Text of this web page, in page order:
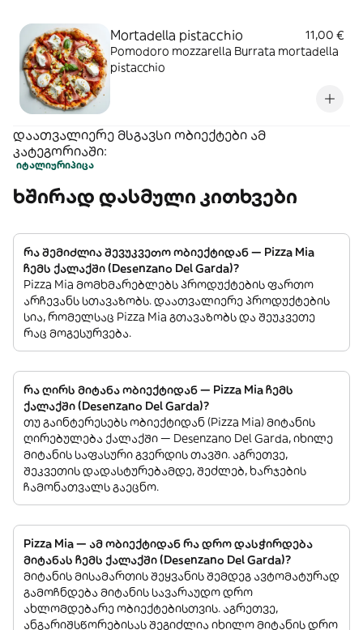
Mortadella pistacchio
11,00 €
Pomodoro mozzarella Burrata mortadella
pistacchio
დაათვალიერე მსგავსი ობიექტები ამ
კატეგორიაში:
იტალიურიპიცა
ხშირად დასმული კითხვები
რა შემიძლია შევუკვეთო ობიექტიდან — Pizza Mia
ჩემს ქალაქში (Desenzano Del Garda)?
Pizza Mia მომხმარებლებს პროდუქტების ფართო
არჩევანს სთავაზობს. დაათვალიერე პროდუქტების
სია, რომელსაც Pizza Mia გთავაზობს და შეუკვეთე
რაც მოგესურვება.
რა ღირს მიტანა ობიექტიდან — Pizza Mia ჩემს
ქალაქში (Desenzano Del Garda)?
თუ გაინტერესებს ობიექტიდან (Pizza Mia) მიტანის
ღირებულება ქალაქში — Desenzano Del Garda, იხილე
მიტანის საფასური გვერდის თავში. აგრეთვე,
შეკვეთის დადასტურებამდე, შეძლებ, ხარჯების
ჩამონათვალს გაეცნო.
Pizza Mia — ამ ობიექტიდან რა დრო დასჭირდება
მიტანას ჩემს ქალაქში (Desenzano Del Garda)?
მიტანის მისამართის შეყვანის შემდეგ ავტომატურად
გამოჩნდება მიტანის სავარაუდო დრო
ახლომდებარე ობიექტებისთვის. აგრეთვე,
ანგარიშსწორებისას შეგიძლია იხილო მიტანის დრო